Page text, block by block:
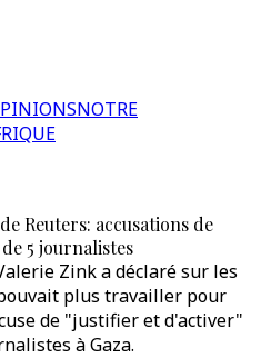
NOTRE
Reuters: accusations de
5 journalistes
Zink a déclaré sur les
plus travailler pour
de "justifier et d'activer"
à Gaza.